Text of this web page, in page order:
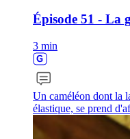
Épisode 51 - La
3 min
Un caméléon dont la
élastique, se prend